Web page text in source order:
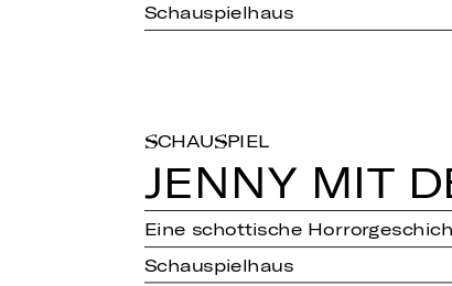
Schauspielhaus
SCHAUSPIEL
JENNY MIT
Eine schottische
Schauspielhaus